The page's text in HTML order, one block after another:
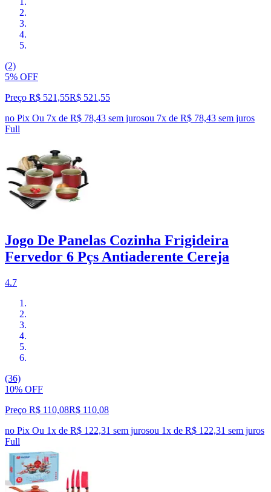
(2)
5% OFF
Preço R$ 521,55R$ 521 ,55
no Pix Ou 7x de R$ 78,43 sem jurosou 7x de R$ 78,43 sem juros
Full
Jogo De Panelas Cozinha Frigideira
Fervedor 6 Pçs Antiaderente Cereja
4.7
(36)
10% OFF
Preço R$ 110,08R$ 110,08
no Pix Ou 1x de R$ 122,31 sem jurosou 1x de R$ 122,31 sem juros
Full